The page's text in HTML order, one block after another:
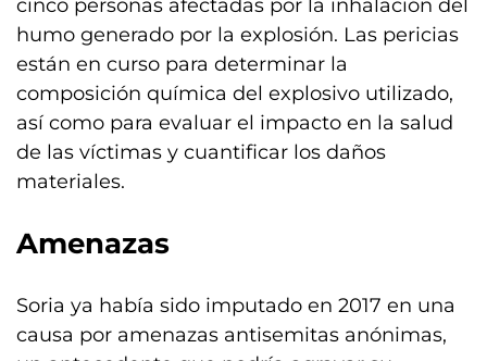
cinco personas afectadas por la inhalación del
humo generado por la explosión. Las pericias
están en curso para determinar la
composición química del explosivo utilizado,
así como para evaluar el impacto en la salud
de las víctimas y cuantificar los daños
materiales.
Amenazas
Soria ya había sido imputado en 2017 en una
causa por amenazas antisemitas anónimas,